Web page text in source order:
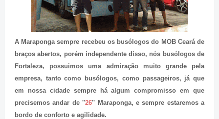
A Maraponga sempre recebeu os busólogos do MOB Ceará de
braços abertos, porém independente disso, nós busólogos de
Fortaleza, possuimos uma admiração muito grande pela
empresa, tanto como busólogos, como passageiros, já que
em nossa cidade sempre há algum compromisso em que
precisemos andar de ''26'' Maraponga, e sempre estaremos a
bordo de conforto e agilidade.